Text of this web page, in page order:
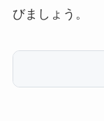
びましょう。